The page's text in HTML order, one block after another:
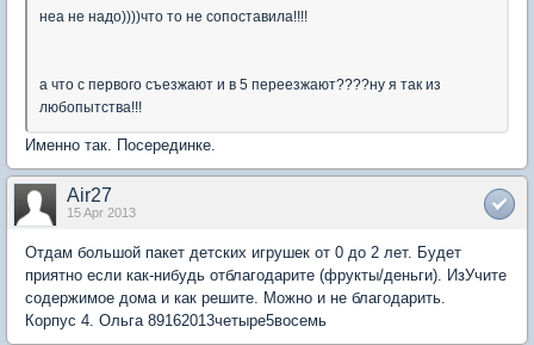
неа не надо))))что то не сопоставила!!!!
а что с первого съезжают и в 5 переезжают????ну я так из
любопытства!!!
Именно так. Посерединке.
Air27
15 Apr 2013
Отдам большой пакет детских игрушек от 0 до 2 лет. Будет
приятно если как-нибудь отблагодарите (фрукты/деньги). ИзУчите
содержимое дома и как решите. Можно и не благодарить.
Корпус 4. Ольга 89162013четыре5восемь